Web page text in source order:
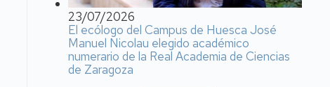
23/07/2026
El ecólogo del Campus de Huesca José
Manuel Nicolau elegido académico
numerario de la Real Academia de Ciencias
de Zaragoza